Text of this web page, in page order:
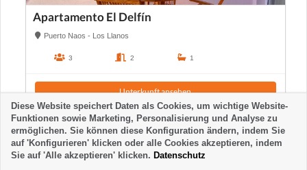
Apartamento El Delfín
Puerto Naos - Los Llanos
3 2 1
Unterkunft ansehen
Diese Website speichert Daten als Cookies, um wichtige Website-
Funktionen sowie Marketing, Personalisierung und Analyse zu
ermöglichen. Sie können diese Konfiguration ändern, indem Sie
auf 'Konfigurieren' klicken oder alle Cookies akzeptieren, indem
Sie auf 'Alle akzeptieren' klicken. Datenschutz